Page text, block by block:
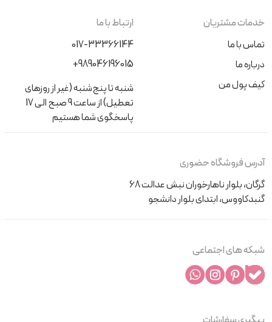
خدمات مشتریان
تماس با ما
درباره ما
کیف پول من
ارتباط با ما
017-33366144
+989046196015
شنبه تا پنج‌شنبه (غیر از روزهای
تعطیل) از ساعت 9 صبح الی 17
پاسخگوی شما هستیم
آدرس فروشگاه حضوری
گرگان، بلوار ناهارخوران نبش عدالت 68
گنبدکاووس، ابتدای بلوار دانشجو
شبکه های اجتماعی